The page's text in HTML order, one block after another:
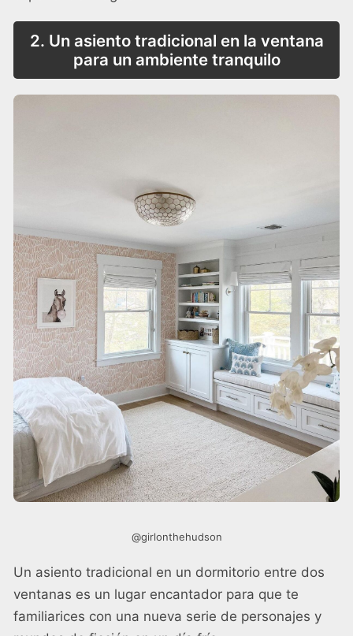
2. Un asiento tradicional en la ventana
para un ambiente tranquilo
@girlonthehudson
Un asiento tradicional en un dormitorio entre dos
ventanas es un lugar encantador para que te
familiarices con una nueva serie de personajes y